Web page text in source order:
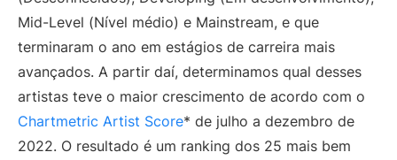
Mid-Level (Nível médio) e Mainstream, e que
terminaram o ano em estágios de carreira mais
avançados. A partir daí, determinamos qual desses
artistas teve o maior crescimento de acordo com o
Chartmetric Artist Score* de julho a dezembro de
2022. O resultado é um ranking dos 25 mais bem